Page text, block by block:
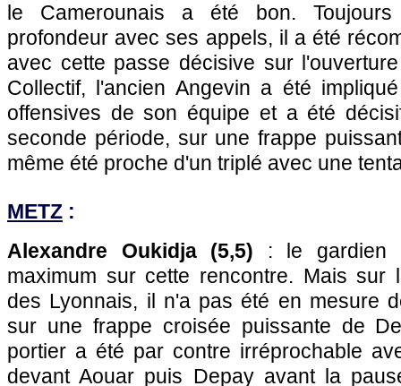
le Camerounais a été bon.
profondeur avec ses appels, il a été
avec cette passe décisive sur
Collectif, l'ancien Angevin a été
offensives de son équipe et a été
seconde période, sur une frappe
même été proche d'un triplé avec une
METZ :
Alexandre Oukidja (5,5) : le gardien
maximum sur cette rencontre. Mais sur
des Lyonnais, il n'a pas été en mesure
sur une frappe croisée puissante de
portier a été par contre irréprochable
devant Aouar puis Depay avant la